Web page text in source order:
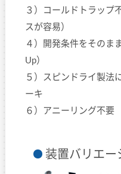
３）コールドトラップ
スが容易）
４）開発条件をそのま
Up）
５）スピンドライ製法
ーキ
６）アニーリング不要
装置バリエー